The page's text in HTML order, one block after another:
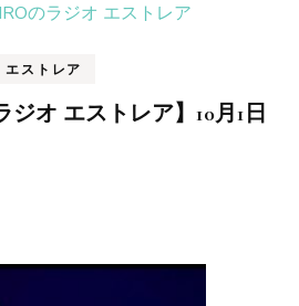
ストレア
ジオ エストレア】10月1日